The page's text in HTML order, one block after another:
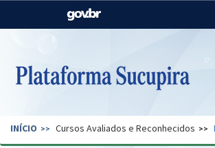
Casa Civil
Pecuária e Abastecimento
Secretaria de Governo
INÍCIO Cursos Avaliados e Reconhecidos